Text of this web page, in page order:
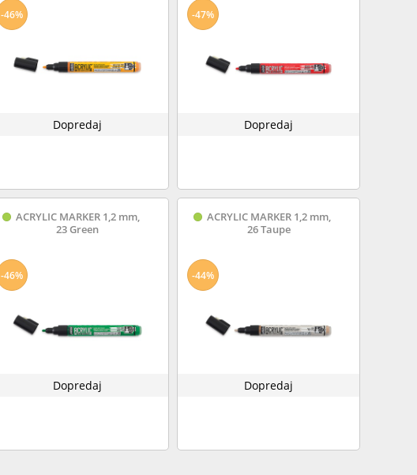
Dopredaj
-46%
Dopredaj
-47%
ACRYLIC MARKER 1,2 mm,
23 Green
Dopredaj
-46%
ACRYLIC MARKER 1,2 mm,
26 Taupe
Dopredaj
-44%